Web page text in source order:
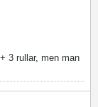
3 rullar, men man